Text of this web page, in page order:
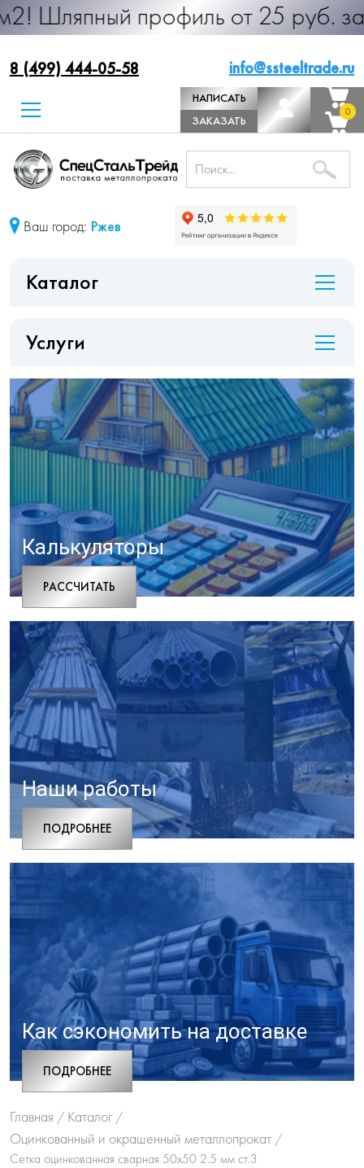
профиль от 25 руб. за м.п.
8 (499) 444-05-58 info@ssteeltrade.ru
НАПИСАТЬ
ДИРЕКТОРУ
ЗАКАЗАТЬ
ЗВОНОК
0
0
Ваш город: Ржев
Каталог
Услуги
Калькуляторы
РАCСЧИТАТЬ
Наши работы
ПОДРОБНЕЕ
Как сэкономить на доставке
ПОДРОБНЕЕ
Главная / Каталог /
Оцинкованный и окрашенный металлопрокат /
Сетка оцинкованная сварная 50х50 2.5 мм ст.3